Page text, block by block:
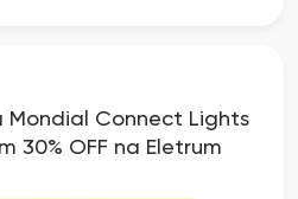
Connect Lights
30% OFF na Eletrum